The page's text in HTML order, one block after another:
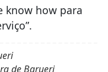
know how para
de Barueri